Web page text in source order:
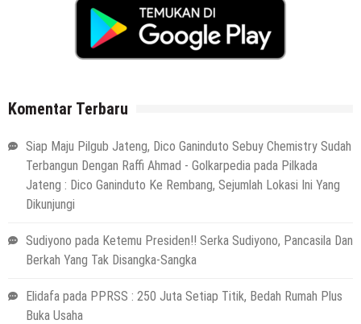
Komentar Terbaru
Siap Maju Pilgub Jateng, Dico Ganinduto Sebuy Chemistry Sudah
Terbangun Dengan Raffi Ahmad - Golkarpedia pada Pilkada
Jateng : Dico Ganinduto Ke Rembang, Sejumlah Lokasi Ini Yang
Dikunjungi
Sudiyono pada Ketemu Presiden!! Serka Sudiyono, Pancasila Dan
Berkah Yang Tak Disangka-Sangka
Elidafa pada PPRSS : 250 Juta Setiap Titik, Bedah Rumah Plus
Buka Usaha